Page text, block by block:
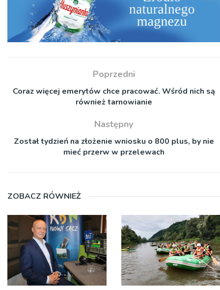
Poprzedni
Coraz więcej emerytów chce pracować. Wśród nich są
również tarnowianie
Następny
Został tydzień na złożenie wniosku o 800 plus, by nie
mieć przerw w przelewach
ZOBACZ RÓWNIEŻ